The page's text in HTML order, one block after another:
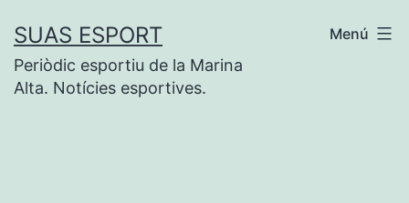
contenido
SUAS ESPORT
Periòdic esportiu de la Marina
Alta. Notícies esportives.
Menú